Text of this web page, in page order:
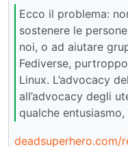
Ecco il problema:
sostenere le
noi, o ad aiutare
Fediverse,
Linux. L’advocacy
all’advocacy degli
qualche
deadsuperhero.com/